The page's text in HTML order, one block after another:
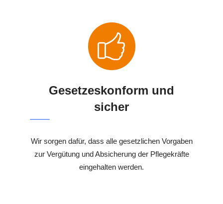
Gesetzeskonform und
sicher
Wir sorgen dafür, dass alle gesetzlichen Vorgaben
zur Vergütung und Absicherung der Pflegekräfte
eingehalten werden.